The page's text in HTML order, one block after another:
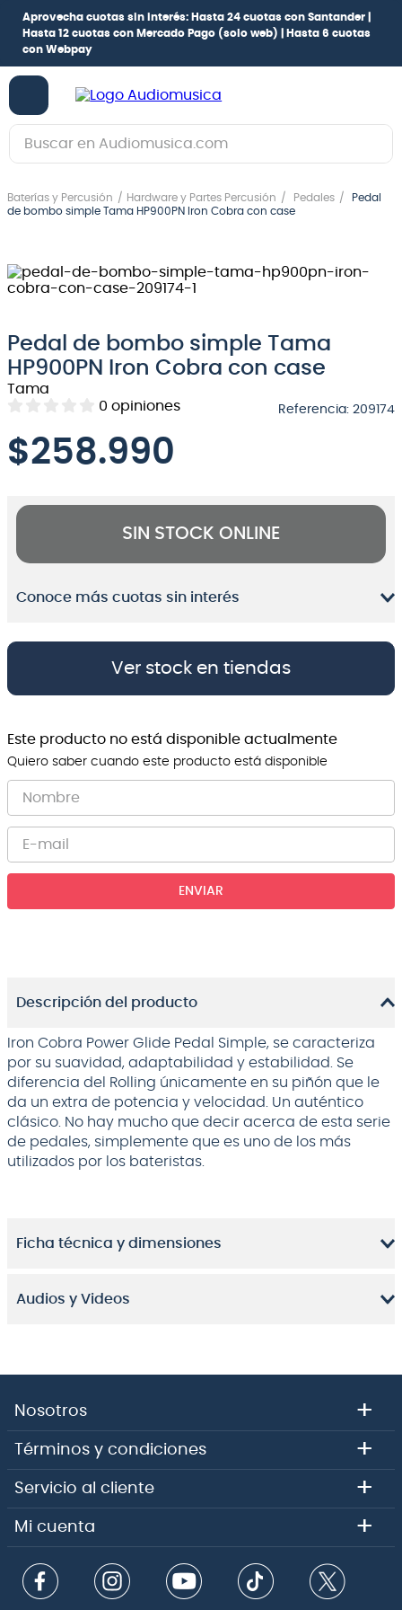
Aprovecha cuotas sin interés: Hasta 24 cuotas con Santander |
Hasta 12 cuotas con Mercado Pago (solo web) |
Hasta 6 cuotas
con Webpay
Buscar en Audiomusica.com
Baterías y Percusión Hardware y Partes Percusión Pedales
Pedal
de bombo simple Tama HP900PN Iron Cobra con case
Pedal de bombo simple Tama
HP900PN Iron Cobra con case
Tama
0 opiniones Referencia: 209174
$258.990
SIN STOCK ONLINE
Conoce más cuotas sin interés
Ver stock en tiendas
Este producto no está disponible actualmente
Quiero saber cuando este producto está disponible
ENVIAR
Descripción del producto
Iron Cobra Power Glide Pedal Simple, se caracteriza
por su suavidad, adaptabilidad y estabilidad. Se
diferencia del Rolling únicamente en su piñón que le
da un extra de potencia y velocidad. Un auténtico
clásico. No hay mucho que decir acerca de esta serie
de pedales, simplemente que es uno de los más
utilizados por los bateristas.
Ficha técnica y dimensiones
Audios y Videos
Nosotros +
Términos y condiciones +
Servicio al cliente +
Mi cuenta +
1.
guitarra electrica
3.
guitarra electroacústica
5
amplificador
6.
guitarra
7
9.
micrófono